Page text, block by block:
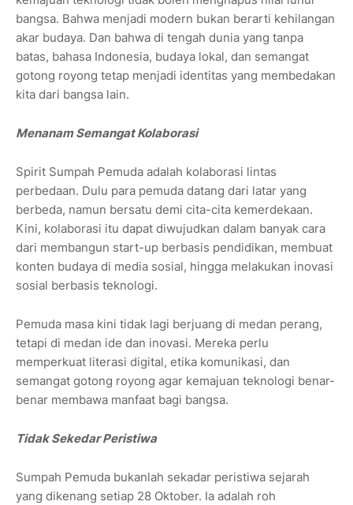
bangsa. Bahwa menjadi modern bukan berarti kehilangan
akar budaya. Dan bahwa di tengah dunia yang tanpa
batas, bahasa Indonesia, budaya lokal, dan semangat
gotong royong tetap menjadi identitas yang membedakan
kita dari bangsa lain.
Menanam Semangat Kolaborasi
Spirit Sumpah Pemuda adalah kolaborasi lintas
perbedaan. Dulu para pemuda datang dari latar yang
berbeda, namun bersatu demi cita-cita kemerdekaan.
Kini, kolaborasi itu dapat diwujudkan dalam banyak cara
dari membangun start-up berbasis pendidikan, membuat
konten budaya di media sosial, hingga melakukan inovasi
sosial berbasis teknologi.
Pemuda masa kini tidak lagi berjuang di medan perang,
tetapi di medan ide dan inovasi. Mereka perlu
memperkuat literasi digital, etika komunikasi, dan
semangat gotong royong agar kemajuan teknologi benar-
benar membawa manfaat bagi bangsa.
Tidak Sekedar Peristiwa
Sumpah Pemuda bukanlah sekadar peristiwa sejarah
yang dikenang setiap 28 Oktober. Ia adalah roh